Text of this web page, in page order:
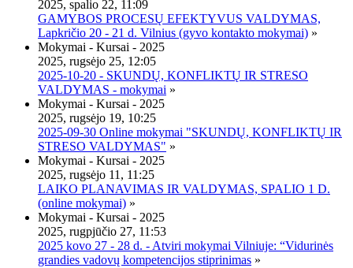
2025, spalio 22, 11:09
GAMYBOS PROCESŲ EFEKTYVUS VALDYMAS,
Lapkričio 20 - 21 d. Vilnius (gyvo kontakto mokymai) »
Mokymai - Kursai - 2025
2025, rugsėjo 25, 12:05
2025-10-20 - SKUNDŲ, KONFLIKTŲ IR STRESO
VALDYMAS - mokymai »
Mokymai - Kursai - 2025
2025, rugsėjo 19, 10:25
2025-09-30 Online mokymai "SKUNDŲ, KONFLIKTŲ IR
STRESO VALDYMAS" »
Mokymai - Kursai - 2025
2025, rugsėjo 11, 11:25
LAIKO PLANAVIMAS IR VALDYMAS, SPALIO 1 D.
(online mokymai) »
Mokymai - Kursai - 2025
2025, rugpjūčio 27, 11:53
2025 kovo 27 - 28 d. - Atviri mokymai Vilniuje: “Vidurinės
grandies vadovų kompetencijos stiprinimas »